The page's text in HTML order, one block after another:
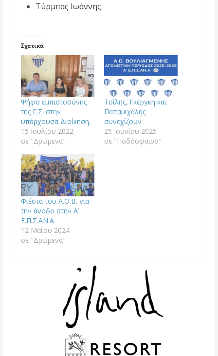
Τύρμπας Ιωάννης
Σχετικά
Ψήφο εμπιστοσύνης
της Γ.Σ. στην
υπάρχουσα Διοίκηση.
15 Ιουλίου 2022
σε "Δρώμενα"
Τσίλης, Γκέργκη και
Παπαμιχάλης
συνεχίζουν
25 Ιουνίου 2025
σε "Ποδόσφαιρο"
Φιέστα του Α.Ο.Β. για
την άνοδο στην Α’
Ε.Π.Σ.ΑΝ.Α
12 Μαΐου 2024
σε "Δρώμενα"